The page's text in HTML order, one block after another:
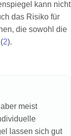
kann nicht
das Risiko für
die sowohl die
2).
meist
lassen sich gut